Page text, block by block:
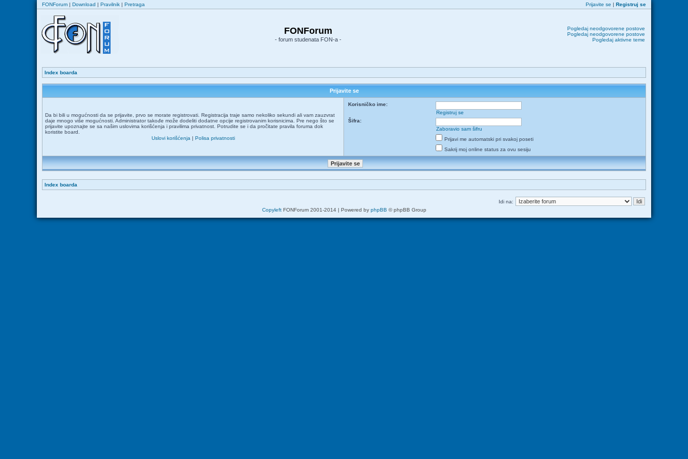
FONForum | Download | Pravilnik | Pretraga Prijavite se | Registruj se
FONForum
- forum studenata FON-a -
Pogledaj neodgovorene postove
Pogledaj neodgovorene postove
Pogledaj aktivne teme
Index boarda
Prijavite se
Da bi bili u mogućnosti da se prijavite, prvo se morate registrovati. Registracija traje samo nekoliko sekundi ali vam zauzvrat
daje mnogo više mogućnosti. Administrator takođe može dodeliti dodatne opcije registrovanim korisnicima. Pre nego što se
prijavite upoznajte se sa našim uslovima korišćenja i pravilima privatnost. Potrudite se i da pročitate pravila foruma dok
koristite board.
Uslovi korišćenja | Polisa privatnosti
Korisničko ime:
Registruj se
Šifra:
Zaboravio sam šifru
Prijavi me automatski pri svakoj poseti
Sakrij moj online status za ovu sesiju
Index boarda
Idi na:
CopyleftFONForum 2001-2014 | Powered by phpBB © phpBB Group